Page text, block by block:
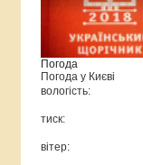
Погода
Погода у Києві
вологість:
тиск:
вітер: